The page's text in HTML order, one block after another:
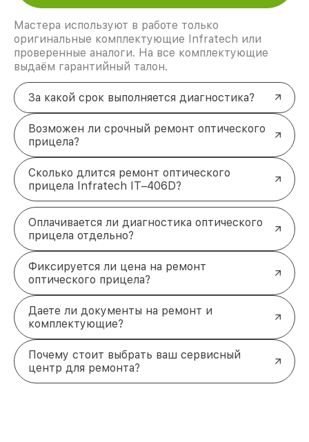
Мастера используют в работе только
оригинальные комплектующие Infratech или
проверенные аналоги. На все комплектующие
выдаём гарантийный талон.
За какой срок выполняется диагностика?
Возможен ли срочный ремонт оптического
прицела?
Сколько длится ремонт оптического
прицела Infratech IT–406D?
Оплачивается ли диагностика оптического
прицела отдельно?
Фиксируется ли цена на ремонт
оптического прицела?
Даете ли документы на ремонт и
комплектующие?
Почему стоит выбрать ваш сервисный
центр для ремонта?